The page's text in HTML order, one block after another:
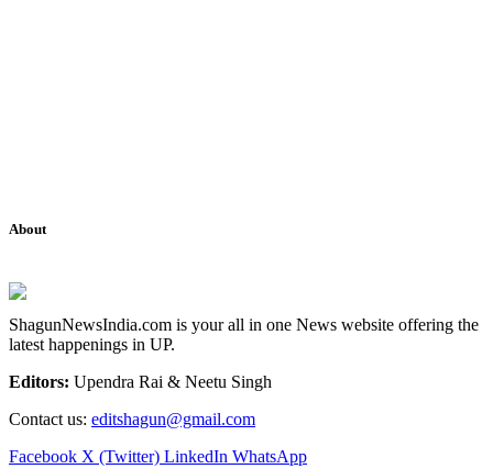
About
ShagunNewsIndia.com is your all in one News website offering the
latest happenings in UP.
Editors: Upendra Rai & Neetu Singh
Contact us: editshagun@gmail.com
Facebook X (Twitter) LinkedIn WhatsApp